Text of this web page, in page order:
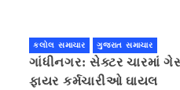
કલોલ સમાચાર ગુજરાત સમાચાર
ગાંધીનગર: સેક્ટર ચારમાં
ફાયર કર્મચારીઓ ઘાયલ